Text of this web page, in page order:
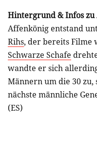
Hintergrund & Infos zu
Affenkönig entstand
Rihs, der bereits Filme
Schwarze Schafe
wandte er sich
Männern um die 30
nächste männliche
(ES)